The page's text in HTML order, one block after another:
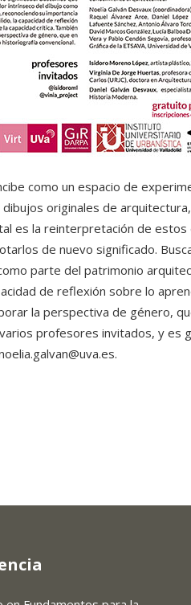
como un espacio de
originales de
es la reinterpretación de
de nuevo significado.
parte del patrimonio
de reflexión sobre lo
la perspectiva de género,
profesores invitados, y es